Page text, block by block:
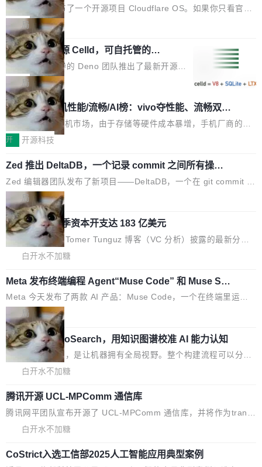
一是如何让大模型和智能体应用安全地从PoC走向生产，二是如何
让测试团队跟得上AI应用...
入。一个网站的深色主题设置，如果用布尔值 + 可空字段来表示
——boolean 表示是否可切换，nullable 的默认模式、浅色方案、
深色方案——会产生大量无意义的组合。方案缺了、配置冲突了、
全 null 了。要知道哪些组合有效，作者说，你得靠"文档、校验、
或者部落知识"。 换个写法。Rust 的 enum，两个变体：Switchabl
e...
Cloudflare 发布了一个开源项目 Cloudflare OS。如果你只看官方
博客，你会觉得这是又一个"AI 知识库 + 聊天机器人"——每个大厂
都在做，没什么新鲜的。 但 Kenton Varda 在 Twitter 上把事情说
清楚了： 今天我们发布了 Cloudflare OS，一个带连接器的聊天机
器人，跟其他所有科技公司做的一样。只不过，实际上它不一样。
这是 Sandstorm.io 的重制版，我十年前的那个创业公司。不同的
是，这次它构建在 Cloudflare Workers 上——我花了九年时间搭
建的平台——并且深度集成了 AI。这基本上是我十年秘密计划的顶
峰。 十年前，Ken...
局
Deno 团队开源 Celld，可自托管的分
布式 Durable Objects
Ryan Dahl 领导的 Deno 团队推出了最新开源项
目 Celld，一个能在自己机器上运行 Cloudflare
Workers 和 Durable Objects 的守护进程。 设
计思路很直接：每个对象是一个独立的 SQLite
数据库，按名称寻址，复制到你自己的 S3 兼容
存储库里。节点之间只通过这个存储库协调——
个小型数据库，应用天然按分片构建，单个数据
库的竞争和爆炸半径问题在设计层面就被消除
了。 闲置的 cell 会休眠到几乎不占资源。当 cel
l 迁移或唤醒时，新宿主从 S3 恢复 SQLite 数据
库继续执行。存储库是持久化的唯一真相...
局
鲁大师7月新机性能/流畅/AI榜：vivo夺性能、流畅双第
一，三星Galaxy Z系列新折叠缺席
2026年7月的手机市场，由于存储等硬件成本暴增，手机厂商的日
子也不好过啊，新机速度明显放缓，因此硝烟味淡了许多。新机参
/ Z Flip8）外，其余要么是中低端机器，例如iQOO Z11i、REDMI
Note 17、REDMI Note 17 Pro、OPPO K15，要么是vivo X300 E
这样的次旗舰。 Galaxy Z Fold8 Ultra / Z Fold8 / Z Flip8三款折
叠屏新机均在7月22日发布，且全部搭载骁龙8 Elite Gen5 for Gal
axy，它们本该是7月性...
开 开源科技
Zed 推出 DeltaDB，一个记录 commit 之间所有操作
的版本控制系统
Zed 编辑器团队发布了新项目——DeltaDB，一个在 git commit 之
间记录每一次编辑操作的版本控制系统。目前处于 Early Access
阶段。 DeltaDB 的核心思路直接写在 landing page 最显眼的位
置：「Software is made between commits」——软件是在 com
mit 之间写出来的。git 只记录了你提交的最终状态，但真正的工作
过程——打字、删改、试错、agent 对话——都在 commit 之间的
何一次编辑：DeltaDB 捕获 commit 之间的每一次操作，...
局
SpaceXAI 单季资本开支达 183 亿美元
根据风险投资人Tomer Tunguz 博客（VC 分析）披露的最新分析
与第二季度业绩报告，SpaceXAI在上个季度的总资本支出飙升至1
58.3亿美元，这一单项投入已经逼近微软同期总资本开支的四成。
与亚马逊、Alphabet、微软以及 Meta 等传统科技巨头相比，Spac
eXAI的资金消耗速度尤为引人瞩目。然而，支撑庞大支出的资金来
源却呈现出截然不同的面貌。数据显示，微软和 Meta 主要依托充
沛的经营现金流来覆盖资本开支，其资本支出覆盖率分别达到15
5% 和106%;而SpaceXAI的经营现金流仅能覆盖资本开支的12...
白开水不加糖
Meta 发布终端编程 Agent“Muse Code” 和 Muse Sp
ark 1.2 模型
Meta 今天发布了两款 AI 产品：Muse Code，一个在终端里运行的
编程 agent；Muse Spark 1.2，驱动这个 agent 的新模型。一句
话概括：你可以用 curl -fsSL https://dev.meta.ai/install.sh | bash
安装一个能在大项目里自动规划、写代码、验证结果的 AI 终端工
具。 据介绍，Muse Code 是 Meta 的编程 agent 产品。它和市场
上已有的终端编程 agent 在设计理念上有几个明显的差异点。 异
agent。这些后台 agent...
局
美团开源 LoHoSearch，用知识图谱校准 AI 能力认知
机器出题的前提，是让机器拥有全局视野。整个构建流程可以分为
四个环节：建图 → 控制难度 → 质量把关 → 数据概览。
白开水不加糖
腾讯开源 UCL-MPComm 通信库
腾讯网平团队宣布开源了 UCL-MPComm 通信库，并将作为trans
port接入Mooncake TENT。该通信库针对AI Memory池化场景的
点间多种内存类型的高性能通信。 UCL-MPComm将作为一种传输
白开水不加糖
CoStrict入选工信部2025人工智能应用典型案例